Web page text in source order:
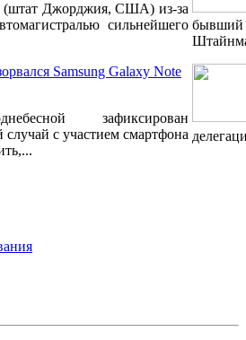
(штат Джорджия, США) из-за
сильнейшего
Samsung Galaxy Note
зафиксирован
с участием смартфона
бывший